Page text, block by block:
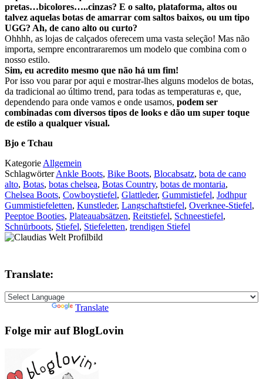
pretas…bicolores…..cinzas? E o salto, plataforma, altos ou
talvez aquelas botas de amarrar com saltos baixos, ou um tipo
UGG? Ah, de cano alto ou curto?
Ohhhh, as lojas de calçados oferecem uma vasta seleção! Mas não
importa, sempre encontrararemos um modelo que combina com o
nosso estilo.
Sim, eu acredito mesmo que não há um fim!
Por isso vou parar por aqui e mostrar-lhes alguns modelos de botas,
da tradicional ao último trend, para todas as temperaturas e, que,
dependendo para onde vamos e onde usamos, podem ser
combinadas com diversos tipos de looks e dão um super toque
de estilo a qualquer visual.
Bjo e Tchau
Kategorie Allgemein
SchlagwörterAnkle Boots, Bike Boots, Blocabsatz, bota de cano
alto, Botas, botas chelsea, Botas Country, botas de montaria,
Chelsea Boots, Cowboystiefel, Glattleder, Gummistiefel, Jodhpur
Gummistiefeletten, Kunstleder, Langschaftstiefel, Overknee-Stiefel,
Peeptoe Booties, Plateauabsätzen, Reitstiefel, Schneestiefel,
Schnürboots, Stiefel, Stiefeletten, trendigen Stiefel
Translate:
Translate
Folge mir auf BlogLovin